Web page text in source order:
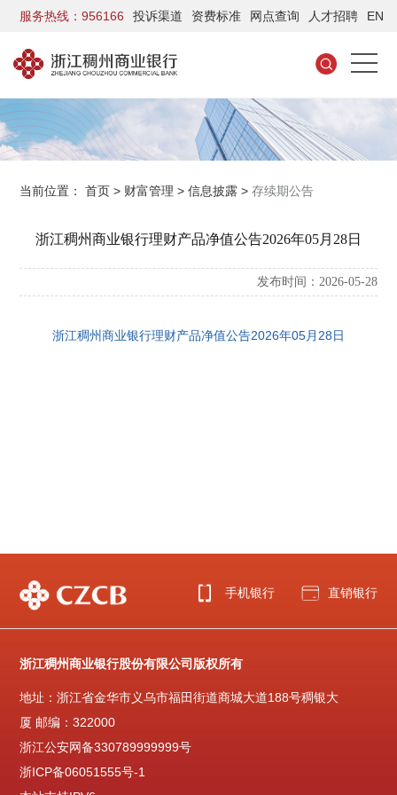
服务热线：956166 投诉渠道 资费标准 网点查询 人才招聘 EN
当前位置：首页 > 财富管理 >信息披露 >存续期公告
浙江稠州商业银行理财产品净值公告2026年05月28日
发布时间：2026-05-28
浙江稠州商业银行理财产品净值公告2026年05月28日
手机银行 直销银行
浙江稠州商业银行股份有限公司版权所有
地址：浙江省金华市义乌市福田街道商城大道188号稠银大
厦 邮编：322000
浙江公安网备330789999999号
浙ICP备06051555号-1